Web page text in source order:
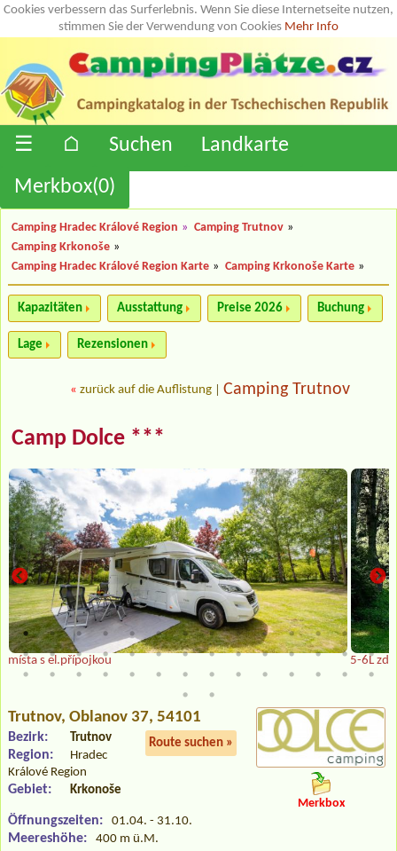
Cookies verbessern das Surferlebnis. Wenn Sie diese Internetseite nutzen,
stimmen Sie der Verwendung von Cookies Mehr Info
☰ ⌂ Suchen
Landkarte
Merkbox(0)
Camping Hradec Králové Region » Camping Trutnov »
Camping Krkonoše »
Camping Hradec Králové Region Karte » Camping Krkonoše Karte »
Kapazitäten Ausstattung Preise 2026 Buchung
Lage Rezensionen
« zurück auf die Auflistung Camping Trutnov
Camp Dolce ***
místa s el.přípojkou 5-6L
Trutnov, Oblanov 37, 54101
Route suchen »
Bezirk: Trutnov
Region:
Hradec
Králové Region
Gebiet: Krkonoše
Öffnungszeiten: 01.04. - 31.10.
Meereshöhe: 400 m ü.M.
Merkbox